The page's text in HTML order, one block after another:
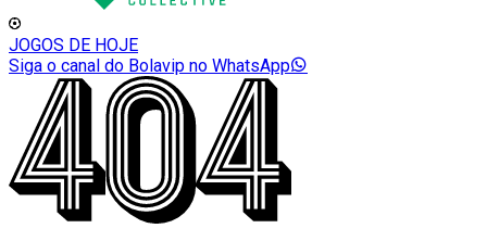
JOGOS DE HOJE
Siga o canal do Bolavip no WhatsApp